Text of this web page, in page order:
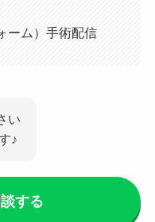
ーム）手術配信
い
♪
する